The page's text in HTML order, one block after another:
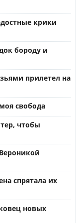
крики
бороду и
прилетел на
свобода
чтобы
спрятала их
новых